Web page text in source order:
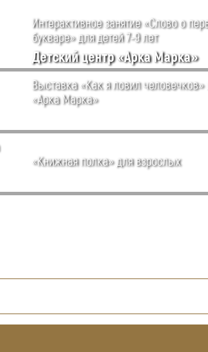
Интерактивное занятие «Слово о
букваре» для детей 7-9 лет
Детский центр «Арка Марка»
Выставка «Как я ловил человечков»
«Арка Марка»
«Книжная полка» для взрослых